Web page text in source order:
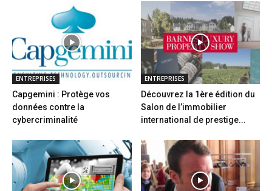
ENTREPRISES
Capgemini : Protège vos
données contre la
cybercriminalité
ENTREPRISES
Découvrez la 1ère édition du
Salon de l’immobilier
international de prestige...